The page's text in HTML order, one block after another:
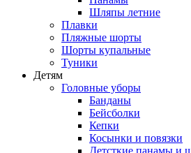
Шляпы летние
Плавки
Пляжные шорты
Шорты купальные
Туники
Детям
Головные уборы
Банданы
Бейсболки
Кепки
Косынки и повязки
Детсткие панамы и